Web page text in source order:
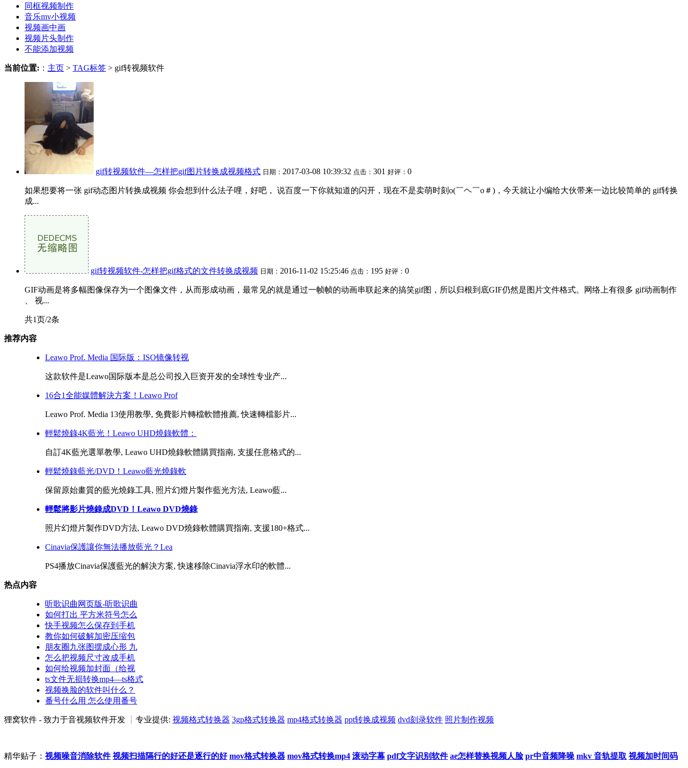
同框视频制作
音乐mv小视频
视频画中画
视频片头制作
不能添加视频
当前位置: ： 主页 > TAG标签 > gif转视频软件
gif转视频软件—怎样把gif图片转换成视频格式 日期： 2017-03-08 10:39:32 点击： 301 好评： 0
如果想要将一张 gif动态图片转换成视频 你会想到什么法子哩，好吧， 说百度一下你就知道的闪开，现在不是卖萌时刻o(￣ヘ￣o＃)，今天就让小编给大伙带来一边比较简单的 gif转换
成...
gif转视频软件-怎样把gif格式的文件转换成视频 日期： 2016-11-02 15:25:46 点击： 195 好评： 0
GIF动画是将多幅图像保存为一个图像文件，从而形成动画，最常见的就是通过一帧帧的动画串联起来的搞笑gif图，所以归根到底GIF仍然是图片文件格式。网络上有很多 gif动画制作
、 视...
共1页/2条
推荐内容
Leawo Prof. Media 国际版：ISO镜像转视
这款软件是Leawo国际版本是总公司投入巨资开发的全球性专业产...
16合1全能媒體解決方案！Leawo Prof
Leawo Prof. Media 13使用教學, 免費影片轉檔軟體推薦, 快速轉檔影片...
輕鬆燒錄4K藍光！Leawo UHD燒錄軟體：
自訂4K藍光選單教學, Leawo UHD燒錄軟體購買指南, 支援任意格式的...
輕鬆燒錄藍光/DVD！Leawo藍光燒錄軟
保留原始畫質的藍光燒錄工具, 照片幻燈片製作藍光方法, Leawo藍...
輕鬆將影片燒錄成DVD！Leawo DVD燒錄
照片幻燈片製作DVD方法, Leawo DVD燒錄軟體購買指南, 支援180+格式...
Cinavia保護讓你無法播放藍光？Lea
PS4播放Cinavia保護藍光的解決方案, 快速移除Cinavia浮水印的軟體...
热点内容
听歌识曲网页版-听歌识曲
如何打出 平方米符号怎么
快手视频怎么保存到手机
教你如何破解加密压缩包
朋友圈九张图摆成心形 九
怎么把视频尺寸改成手机
如何给视频加封面（给视
ts文件无损转换mp4—ts格式
视频换脸的软件叫什么？
番号什么用 怎么使用番号
狸窝软件 - 致力于音视频软件开发 ┊专业提供: 视频格式转换器 3gp格式转换器 mp4格式转换器 ppt转换成视频 dvd刻录软件 照片制作视频
精华贴子： 视频噪音消除软件 视频扫描隔行的好还是逐行的好 mov格式转换器 mov格式转换mp4 滚动字幕 pdf文字识别软件 ae怎样替换视频人脸 pr中音频降噪 mkv 音轨提取 视频加时间码